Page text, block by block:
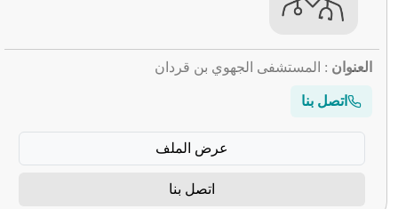
العنوان : المستشفى الجهوي بن قردان
اتصل بنا
عرض الملف
اتصل بنا